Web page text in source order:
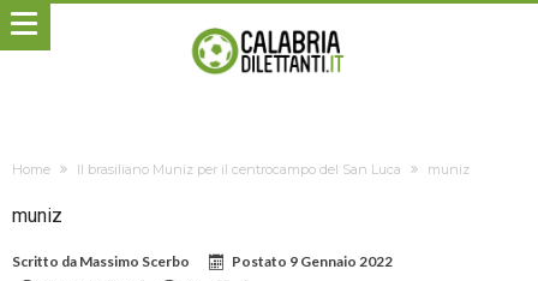
Home Il brasiliano Muniz per il centrocampo del San Luca muniz
muniz
Scritto da Massimo Scerbo Postato 9 Gennaio 2022